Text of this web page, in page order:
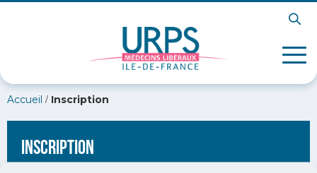
Accueil / Inscription
Inscription